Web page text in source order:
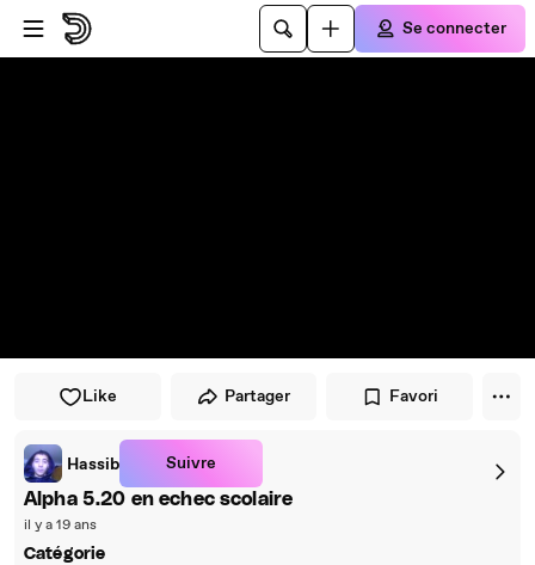
Passer au player
Passer au contenu principal
Se connecter
Like Partager Favori
Hassib Suivre
Alpha 5.20 en echec scolaire
il y a 19 ans
Catégorie